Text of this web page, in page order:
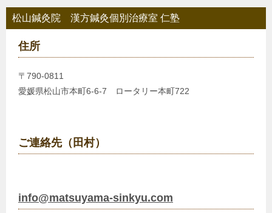
松山鍼灸院 漢方鍼灸個別治療室 仁塾
住所
〒790-0811
愛媛県松山市本町6-6-7 ロータリー本町722
ご連絡先（田村）
info@matsuyama-sinkyu.com